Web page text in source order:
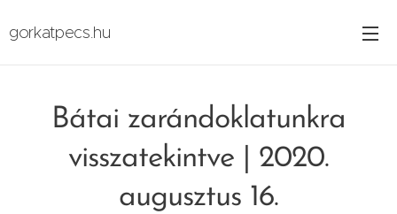
gorkatpecs.hu
Bátai zarándoklatunkra
visszatekintve | 2020.
augusztus 16.